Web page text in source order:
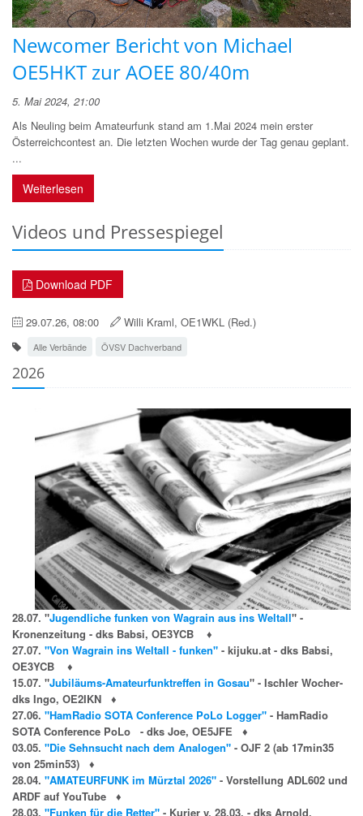
Newcomer Bericht von Michael
OE5HKT zur AOEE 80/40m
5. Mai 2024, 21:00
Als Neuling beim Amateurfunk stand am 1.Mai 2024 mein erster
Österreichcontest an. Die letzten Wochen wurde der Tag genau geplant.
...
Weiterlesen
Videos und Pressespiegel
Download PDF
29.07.26, 08:00 Willi Kraml, OE1WKL (Red.)
Alle Verbände ÖVSV Dachverband
2026
28.07. "Jugendliche funken von Wagrain aus ins Weltall" -
Kronenzeitung - dks Babsi, OE3YCB
♦
27.07. "Von Wagrain ins Weltall - funken" - kijuku.at - dks Babsi,
OE3YCB
♦
15.07. "Jubiläums-Amateurfunktreffen in Gosau" - Ischler Wocher-
dks Ingo, OE2IKN
♦
27.06. "HamRadio SOTA Conference PoLo Logger" - HamRadio
SOTA Conference PoLo - dks Joe, OE5JFE
♦
03.05. "Die Sehnsucht nach dem Analogen" - OJF 2 (ab 17min35
von 25min53)
♦
28.04. "AMATEURFUNK im Mürztal 2026" - Vorstellung ADL602 und
ARDF auf YouTube
♦
28.03. "Funken für die Retter" - Kurier v. 28.03. - dks Arnold,